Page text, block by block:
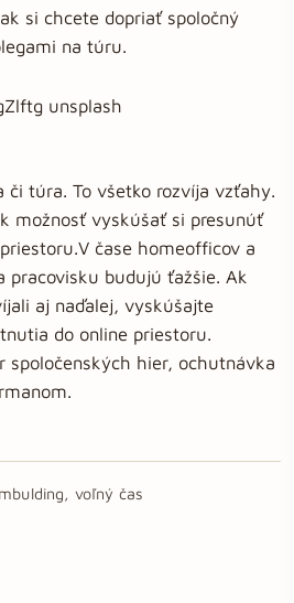
si chcete dopriať spoločný
na túru.
či túra. To všetko rozvíja vzťahy.
možnosť vyskúšať si presunúť
čase homeofficov a
pracovisku budujú ťažšie. Ak
aj naďalej, vyskúšajte
do online priestoru.
spoločenských hier, ochutnávka
voľný čas